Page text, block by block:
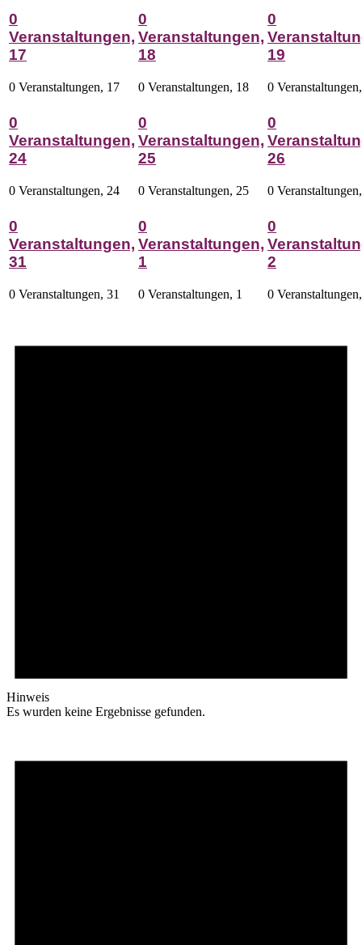
0
Veranstaltungen,
17
0 Veranstaltungen, 17
0
Veranstaltungen,
18
0 Veranstaltungen, 18
0
19
0
0
Veranstaltungen,
24
0 Veranstaltungen, 24
0
Veranstaltungen,
25
0 Veranstaltungen, 25
0
26
0
0
Veranstaltungen,
31
0 Veranstaltungen, 31
0
Veranstaltungen,
1
0 Veranstaltungen, 1
0
2
0
Hinweis
Es wurden keine Ergebnisse gefunden.